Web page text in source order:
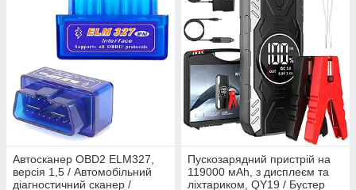
Автосканер OBD2 ELM327,
версія 1,5 / Автомобільний
діагностичний сканер /
Пускозарядний пристрій на
119000 мАh, з дисплеєм та
ліхтариком, QY19 / Бустер